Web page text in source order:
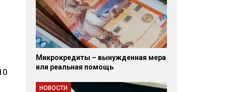
Микрокредиты – вынужденная мера
или реальная помощь
НОВОСТИ